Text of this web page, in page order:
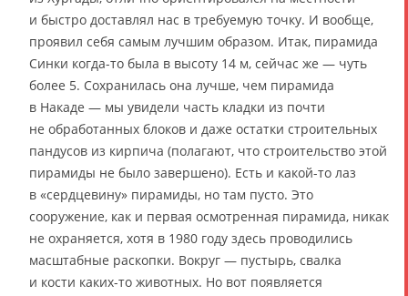
и быстро доставлял нас в требуемую точку. И вообще,
проявил себя самым лучшим образом. Итак, пирамида
Синки когда-то была в высоту 14 м, сейчас же — чуть
более 5. Сохранилась она лучше, чем пирамида
в Накаде — мы увидели часть кладки из почти
не обработанных блоков и даже остатки строительных
пандусов из кирпича (полагают, что строительство этой
пирамиды не было завершено). Есть и какой-то лаз
в «сердцевину» пирамиды, но там пусто. Это
сооружение, как и первая осмотренная пирамида, никак
не охраняется, хотя в 1980 году здесь проводились
масштабные раскопки. Вокруг — пустырь, свалка
и кости каких-то животных. Но вот появляется